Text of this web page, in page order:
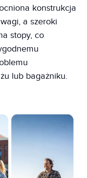
konstrukcja
a szeroki
stopy, co
lub bagażniku.